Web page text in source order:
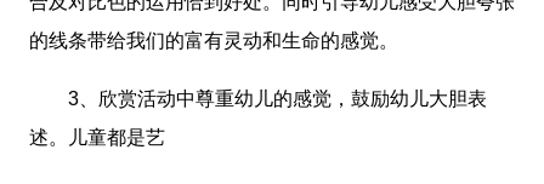
的线条带给我们的富有灵动和生命的感觉。
3、欣赏活动中尊重幼儿的感觉，鼓励幼儿大胆表
述。儿童都是艺